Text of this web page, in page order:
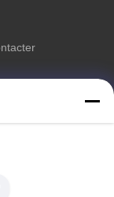
de Jinan,